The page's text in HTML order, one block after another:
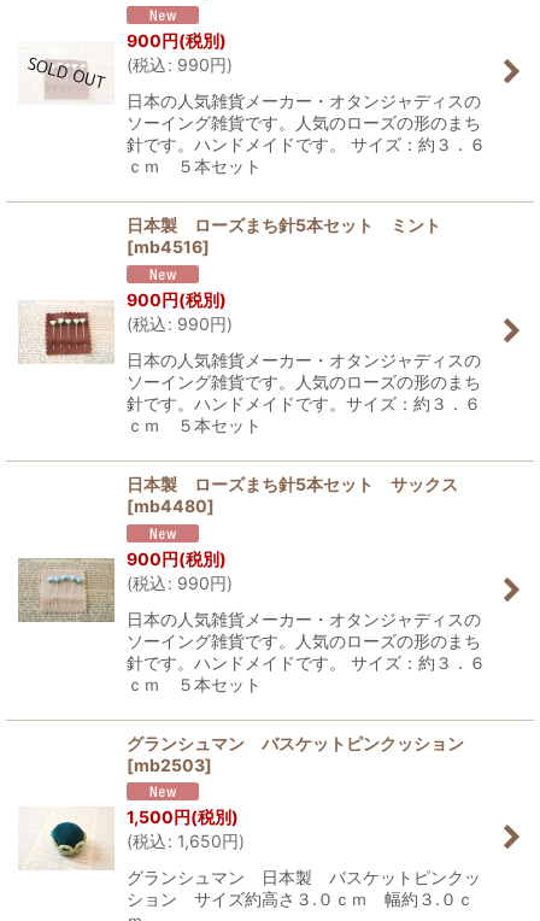
900円(税別)
(税込: 990円)
日本の人気雑貨メーカー・オタンジャディスの
ソーイング雑貨です。人気のローズの形のまち
針です。ハンドメイドです。 サイズ：約３．６
ｃｍ ５本セット
日本製 ローズまち針5本セット ミント
[mb4516]
900円(税別)
(税込: 990円)
日本の人気雑貨メーカー・オタンジャディスの
ソーイング雑貨です。人気のローズの形のまち
針です。ハンドメイドです。サイズ：約３．６
ｃｍ ５本セット
日本製 ローズまち針5本セット サックス
[mb4480]
900円(税別)
(税込: 990円)
日本の人気雑貨メーカー・オタンジャディスの
ソーイング雑貨です。人気のローズの形のまち
針です。ハンドメイドです。 サイズ：約３．６
ｃｍ ５本セット
グランシュマン バスケットピンクッション
[mb2503]
1,500円(税別)
(税込: 1,650円)
グランシュマン 日本製 バスケットピンクッ
ション サイズ約高さ３.０ｃｍ 幅約３.０ｃ